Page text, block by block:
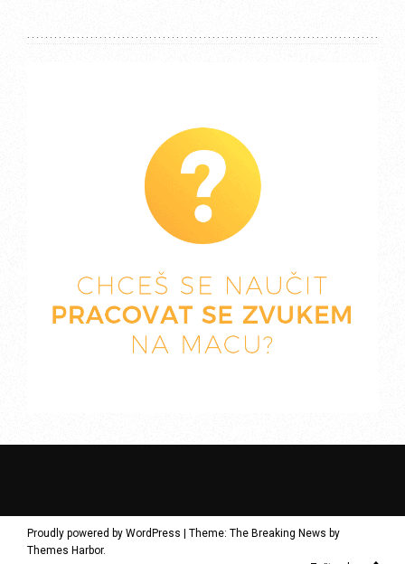
Proudly powered by WordPress
Theme: The Breaking News by
Themes Harbor.